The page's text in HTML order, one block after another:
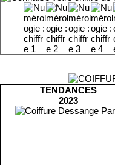
TENDANCES
2023